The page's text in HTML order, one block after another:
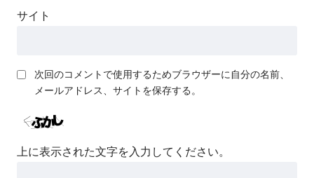
サイト
次回のコメントで使用するためブラウザーに自分の名前、
メールアドレス、サイトを保存する。
上に表示された文字を入力してください。